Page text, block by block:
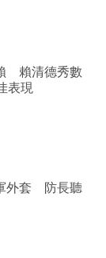
賴清德秀數
表現
外套 防長聽